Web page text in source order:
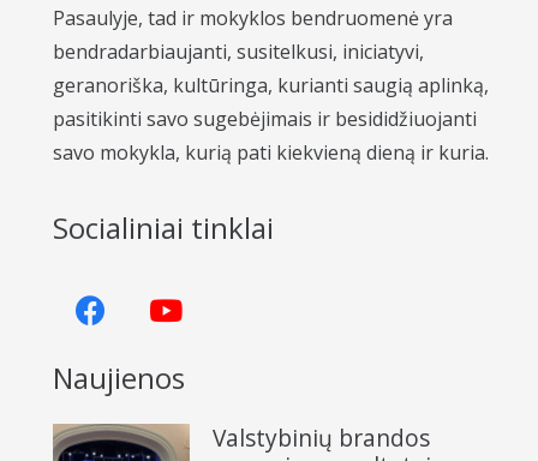
Pasaulyje, tad ir mokyklos bendruomenė yra
bendradarbiaujanti, susitelkusi, iniciatyvi,
geranoriška, kultūringa, kurianti saugią aplinką,
pasitikinti savo sugebėjimais ir besididžiuojanti
savo mokykla, kurią pati kiekvieną dieną ir kuria.
Socialiniai tinklai
Naujienos
Valstybinių brandos